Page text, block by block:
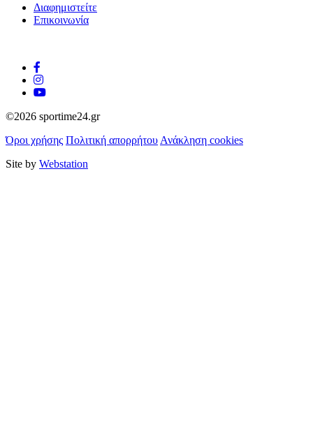
Διαφημιστείτε
Επικοινωνία
©2026 sportime24.gr
Όροι χρήσης Πολιτική απορρήτου Ανάκληση cookies
Site by Webstation